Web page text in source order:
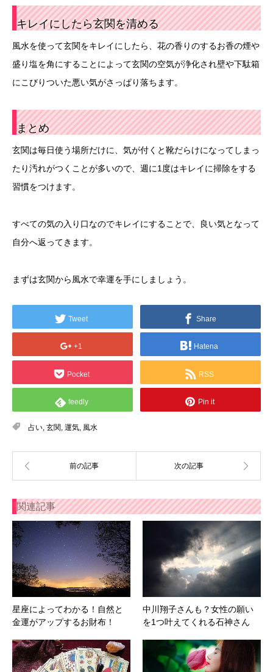
キレイにしたら玄関を清める
風水を使って玄関をキレイにしたら、花の香りのするお香の煙や
盛り塩を角にすることによって玄関の空気が浄化され壁や下駄箱
にこびりついた悪い気がさっぱり落ちます。
まとめ
玄関は毎日使う場所だけに、気が付くと靴だらけになってしまっ
たり汚れがつくことが多いので、週に1度はキレイに掃除をする
習慣をつけます。
すべての気の入り口なのでキレイにすることで、良い気となって
自分へ返ってきます。
まずは玄関から風水で幸運を手にしましょう。
Tweet Share
+1 Hatena
Pocket RSS
feedly Pin it
占い, 玄関, 運気, 風水
関連記事
星座によってわかる！自然と
金運がアップするお財布！
中川翔子さんも？女性の願い
を1つ叶えてくれる石神さん